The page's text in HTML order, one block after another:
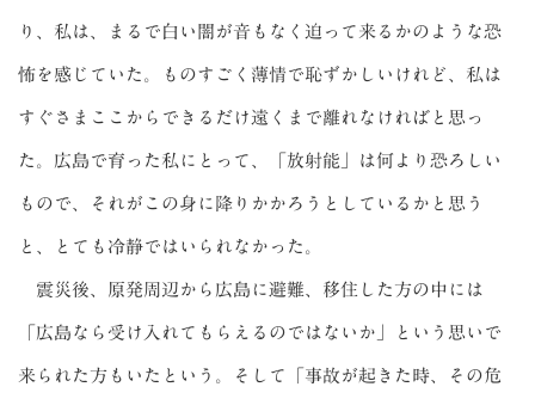
り、私は、まるで白い闇が音もなく迫って来るかのような恐
怖を感じていた。ものすごく薄情で恥ずかしいけれど、私は
すぐさまここからできるだけ遠くまで離れなければと思っ
た。広島で育った私にとって、「放射能」は何より恐ろしい
もので、それがこの身に降りかかろうとしているかと思う
と、とても冷静ではいられなかった。
震災後、原発周辺から広島に避難、移住した方の中には
「広島なら受け入れてもらえるのではないか」という思いで
来られた方もいたという。そして「事故が起きた時、その危